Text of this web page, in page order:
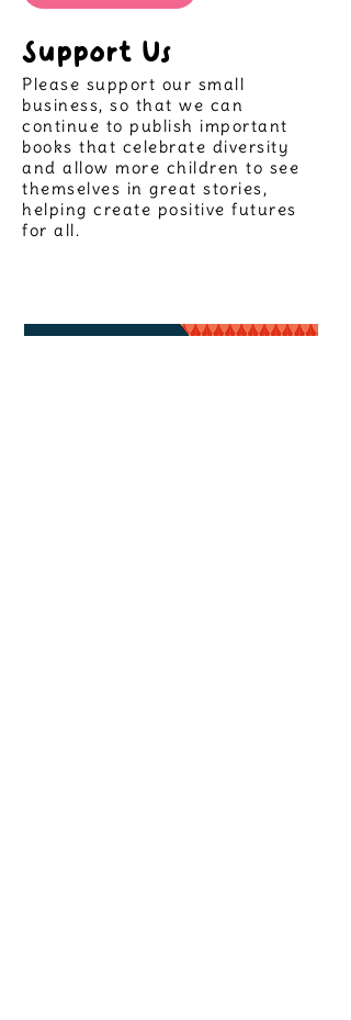
Support Us
Please support our small
business, so that we can
continue to publish important
books that celebrate diversity
and allow more children to see
themselves in great stories,
helping create positive futures
for all.